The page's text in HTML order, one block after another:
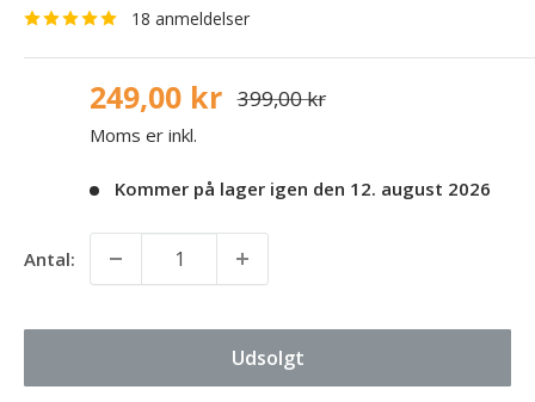
18 anmeldelser
249,00 kr 399,00 kr
Moms er inkl.
Kommer på lager igen den 12. august 2026
Antal:
Udsolgt